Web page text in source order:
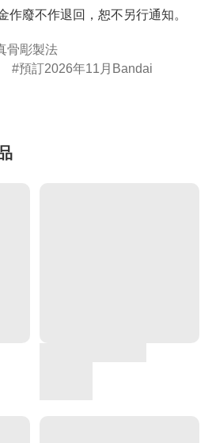
作廢不作退回，恕不另行通知。
骨彫製法
預訂2026年11月Bandai